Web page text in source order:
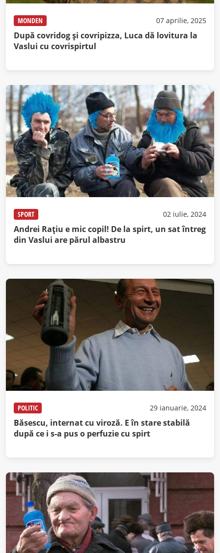
MONDEN 07 aprilie, 2025
După covridog şi covripizza, Luca dă lovitura la
Vaslui cu covrispirtul
SPORT 02 iulie, 2024
Andrei Raţiu e mic copil! De la spirt, un sat întreg
din Vaslui are părul albastru
POLITIC 29 ianuarie, 2024
Băsescu, internat cu viroză. E în stare stabilă
după ce i s-a pus o perfuzie cu spirt